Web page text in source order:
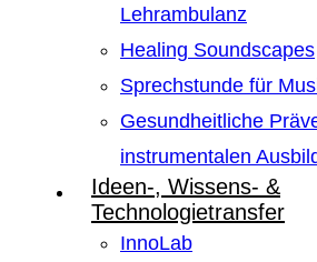
Lehrambulanz
Healing Soundscapes
Sprechstunde für
Gesundheitliche
instrumentalen
Ideen-, Wissens- &
Technologietransfer
InnoLab